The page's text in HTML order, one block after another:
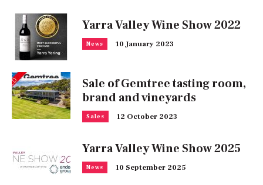
Yarra Valley Wine Show 2022
News 10 January 2023
Sale of Gemtree tasting room,
brand and vineyards
Sales 12 October 2023
Yarra Valley Wine Show 2025
News 10 September 2025